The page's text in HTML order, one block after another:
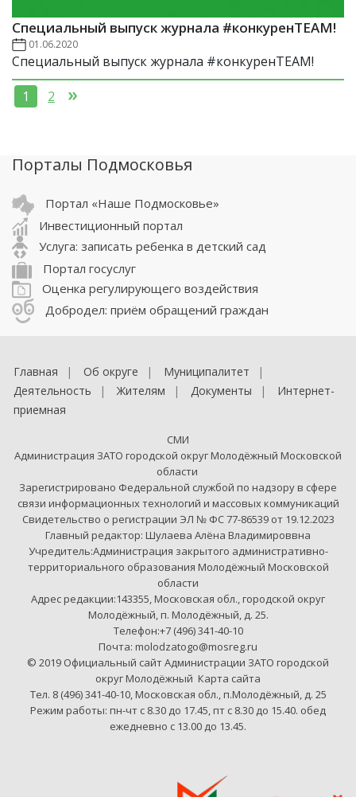
Специальный выпуск журнала #конкуренTEAM!
01.06.2020
Специальный выпуск журнала #конкуренTEAM!
1
2 »
Порталы Подмосковья
Портал «Наше Подмосковье»
Инвестиционный портал
Услуга: записать ребенка в детский сад
Портал госуслуг
Оценка регулирующего воздействия
Добродел: приём обращений граждан
Главная Об округе
Муниципалитет
Деятельность
Жителям Документы
Интернет-
приемная
СМИ
Администрация ЗАТО городской округ Молодёжный Московской
области
Зарегистрировано Федеральной службой по надзору в сфере
связи информационных технологий и массовых коммуникаций
Свидетельство о регистрации ЭЛ № ФС 77-86539 от 19.12.2023
Главный редактор: Шулаева Алёна Владимироввна
Учредитель:Администрация закрытого административно-
территориального образования Молодёжный Московской
области
Адрес редакции:143355, Московская обл., городской округ
Молодёжный, п. Молодёжный, д. 25.
Телефон:+7 (496) 341-40-10
Почта: molodzatogo@mosreg.ru
© 2019 Официальный сайт Администрации ЗАТО городской
округ Молодёжный Карта сайта
Тел. 8 (496) 341-40-10, Московская обл., п.Молодёжный, д. 25
Режим работы: пн-чт с 8.30 до 17.45, пт с 8.30 до 15.40. обед
ежедневно с 13.00 до 13.45.